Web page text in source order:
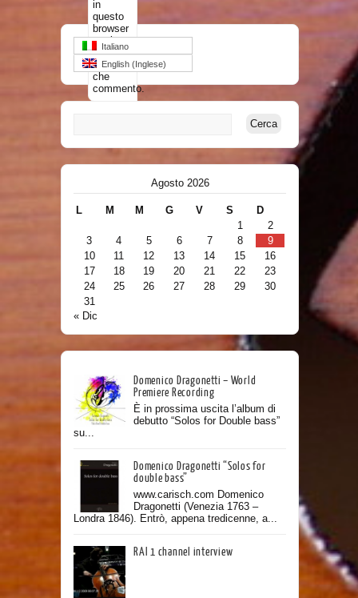
in
questo
browser
per la
prossima
volta
che
commento.
Italiano
English (Inglese)
Agosto 2026
L M M G V S
D
1
2
3
4 5 6 7 8
9
10
11 12 13 14 15
16
17
18 19 20 21 22
23
24
25 26 27 28 29
30
31
« Dic
Domenico Dragonetti – World
Premiere Recording
È in prossima uscita l’album di
debutto “Solos for Double bass”
su...
Domenico Dragonetti “Solos for
double bass”
www.carisch.com Domenico
Dragonetti (Venezia 1763 –
Londra 1846). Entrò, appena tredicenne, a...
RAI 1 channel interview